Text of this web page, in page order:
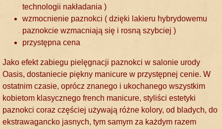
technologii nakładania )
wzmocnienie paznokci ( dzięki lakieru hybrydowemu
paznokcie wzmacniają się i rosną szybciej )
przystępna cena
Jako efekt zabiegu pielęgnacji paznokci w salonie urody
Oasis, dostaniecie piękny manicure w przystępnej cenie. W
ostatnim czasie, oprócz znanego i ukochanego wszystkim
kobietom klasycznego french manicure, styliści estetyki
paznokci coraz częściej używają różne kolory, od bladych, do
ekstrawagancko jasnych, tym samym za każdym razem